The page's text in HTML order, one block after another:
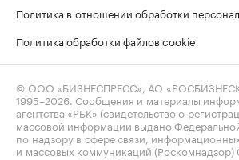
Политика в отношении обработки
Политика обработки файлов cookie
© ООО «БИЗНЕСПРЕСС», АО
1995–2026 . Сообщения и материалы
агентства «РБК» (свидетельство о
массовой информации выдано
по надзору в сфере связи,
и массовых коммуникаций (Роскомнадзор)